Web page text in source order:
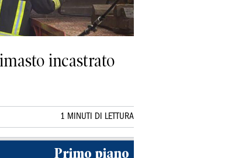
incastrato
1 MINUTI DI LETTURA
Primo piano